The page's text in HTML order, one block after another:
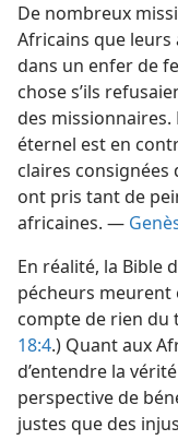
De nombreux
Africains que
dans un enfer de
chose s’ils
des
éternel est en
claires consignées
ont pris tant de
africaines. —
En réalité, la Bible
pécheurs meurent
compte de rien du
18:4.) Quant aux
d’entendre la
perspective de
justes que des